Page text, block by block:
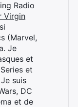
Radio
Virgin
(Marvel,
Je
et
et
suis
DC
et de